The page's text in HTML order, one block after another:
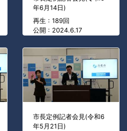
年6月14日)
再生 : 189回
公開 : 2024.6.17
市長定例記者会見(令和6
年5月21日)